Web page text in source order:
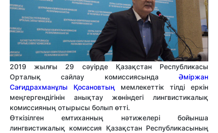
2019 жылғы 29 сәуірде Қазақстан Республикасы
Орталық сайлау комиссиясында Әміржан
Сағидрахманұлы Қосановтың мемлекеттік тілді еркін
меңгергендігінін анықтау жөніндегі лингвистикалық
комиссияның отырысы болып өтті.
Өткізілген емтиханның нәтижелері бойынша
лингвистикалық комиссия Қазақстан Республикасының